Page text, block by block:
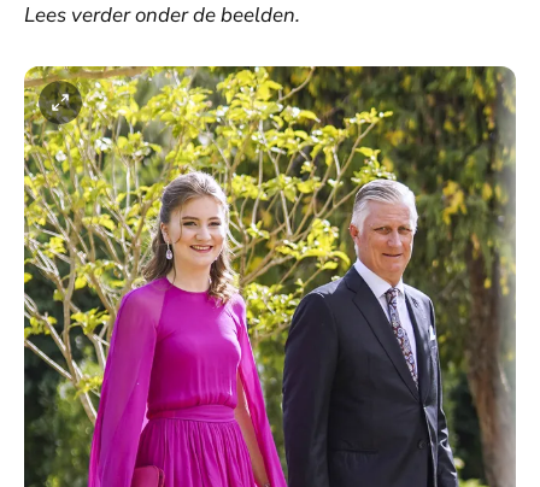
Lees verder onder de beelden.